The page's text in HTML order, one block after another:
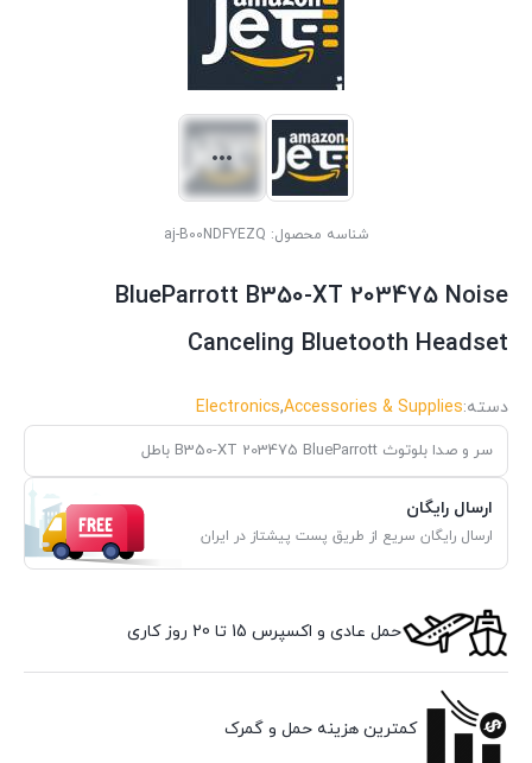
شناسه محصول: aj-B00NDFYEZQ
BlueParrott B350-XT 203475 Noise
Canceling Bluetooth Headset
دسته:Accessories & Supplies
,
Electronics
سر و صدا بلوتوث B350-XT 203475 BlueParrott باطل
ارسال رایگان
ارسال رایگان سریع از طریق پست پیشتاز در ایران
حمل عادی و اکسپرس 15 تا 20 روز کاری
کمترین هزینه حمل و گمرک